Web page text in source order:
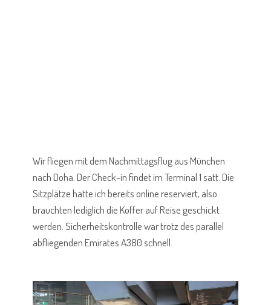
Wir fliegen mit dem Nachmittagsflug aus München
nach Doha. Der Check-in findet im Terminal 1 satt. Die
Sitzplätze hatte ich bereits online reserviert, also
brauchten lediglich die Koffer auf Reise geschickt
werden. Sicherheitskontrolle war trotz des parallel
abfliegenden Emirates A380 schnell.